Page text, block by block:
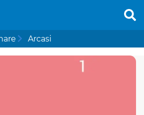
Arcasi